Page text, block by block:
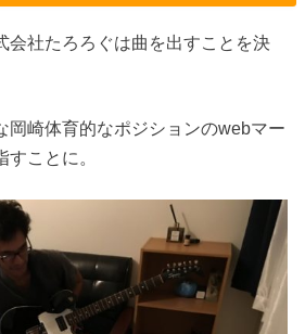
会社たろろぐは曲を出すことを決
岡崎体育的なポジションのwebマー
ことに。